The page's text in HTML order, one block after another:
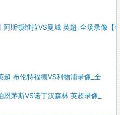
斯顿维拉VS曼城 英超_全场录像【
超 布伦特福德VS利物浦录像_全
茅斯VS诺丁汉森林 英超录像_